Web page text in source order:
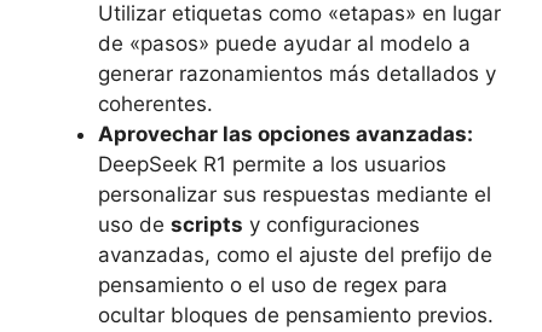
Utilizar etiquetas como «etapas» en lugar
de «pasos» puede ayudar al modelo a
generar razonamientos más detallados y
coherentes.
Aprovechar las opciones avanzadas:
DeepSeek R1 permite a los usuarios
personalizar sus respuestas mediante el
uso de scripts y configuraciones
avanzadas, como el ajuste del prefijo de
pensamiento o el uso de regex para
ocultar bloques de pensamiento previos.